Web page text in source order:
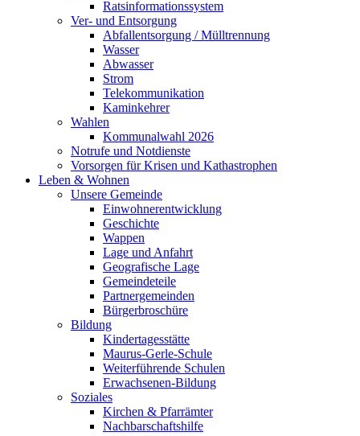
Ratsinformationssystem
Ver- und Entsorgung
Abfallentsorgung / Mülltrennung
Wasser
Abwasser
Strom
Telekommunikation
Kaminkehrer
Wahlen
Kommunalwahl 2026
Notrufe und Notdienste
Vorsorgen für Krisen und Kathastrophen
Leben & Wohnen
Unsere Gemeinde
Einwohnerentwicklung
Geschichte
Wappen
Lage und Anfahrt
Geografische Lage
Gemeindeteile
Partnergemeinden
Bürgerbroschüre
Bildung
Kindertagesstätte
Maurus-Gerle-Schule
Weiterführende Schulen
Erwachsenen-Bildung
Soziales
Kirchen & Pfarrämter
Nachbarschaftshilfe